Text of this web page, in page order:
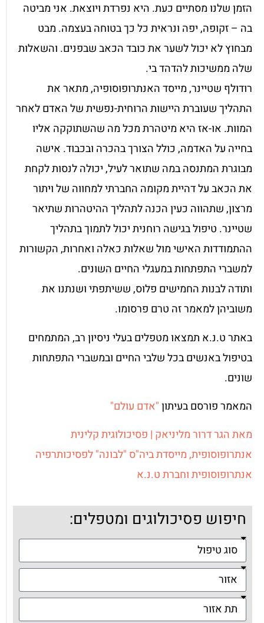
הזמן שלנו מסתיים כעת. היא נפרדת ויוצאת. אני מביטה
בה – זקופה, יפה ונראית כל כך בטוחה בעצמה. מבט
מבחוץ לא יכול לשער את כובד הכאב שבפנים. והשאלות
שלה ממשיכות להדהד בי.
רודולף שטיינר, מייסד האנתרופוסופיה, מתאר את
התהליך שעוברת היישות הרוחית-נפשית של האדם לאחר
המוות. או-אז היא מיטהרת מכל מה שהשתוקקה אליו
בחייה על האדמה, כולל הצורך בהכרה ובכבוד. אישה
מבוגרת המתנסה במה שתואר לעיל, יכולה לנסות לקחת
את הכאב על דהיית מקומה החברתי למחווה של ויתור
מרצון, שתהווה כעין הכנה לתהליך ההיטהרות שתיאר
שטיינר. טיפול בגישה רוחנית יכול לתמוך בתהליך
ההתמודדות האישי מול שאלות כאלה ואחרות, הקשורות
למשברי התפתחות במעגלי החיים השונים.
ותודה לבנות החמישים פלוס, ששיתפתי ושנתנו את
משוביהן למאמר זה טרם פרסומו.
באתר ט.נ.א תמצאו מטפלים בעלי ניסיון רב, המתמחים
בטיפול באנשים בכל שלבי החיים ובמשברי התפתחות
שונים.
המאמר פורסם בעיתון"אדם עולם"
מאת הגר דרור מליניאק | פסיכולוגית קלינית
אנתרופוסופית, מייסדת ביה"ס "לבונה" לפסיכותרפיה
אנתרופוסופית וחברת ט.נ.א
חיפוש פסיכולוגים ומטפלים: